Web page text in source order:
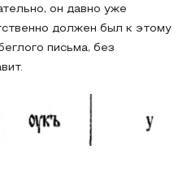
он давно уже
должен был к этому
письма, без